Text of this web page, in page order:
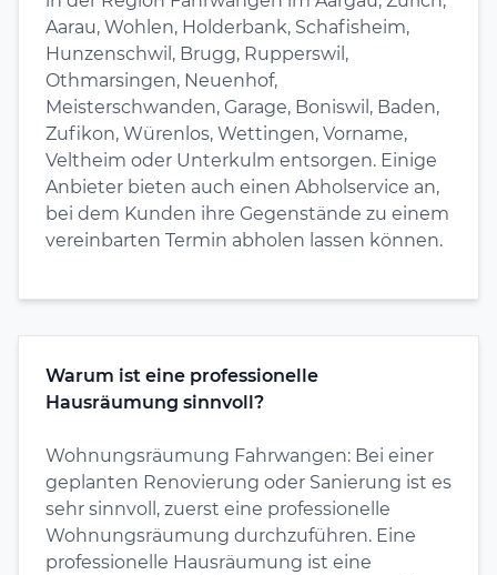
Aarau, Wohlen, Holderbank, Schafisheim,
Hunzenschwil, Brugg, Rupperswil,
Othmarsingen, Neuenhof,
Meisterschwanden, Garage, Boniswil, Baden,
Zufikon, Würenlos, Wettingen, Vorname,
Veltheim oder Unterkulm entsorgen. Einige
Anbieter bieten auch einen Abholservice an,
bei dem Kunden ihre Gegenstände zu einem
vereinbarten Termin abholen lassen können.
Warum ist eine professionelle
Hausräumung sinnvoll?
Wohnungsräumung Fahrwangen: Bei einer
geplanten Renovierung oder Sanierung ist es
sehr sinnvoll, zuerst eine professionelle
Wohnungsräumung durchzuführen. Eine
professionelle Hausräumung ist eine